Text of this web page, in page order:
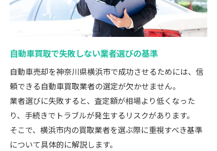
自動車買取の評判が良い業者の見極め方
車を売るならどこがいいの選択基準
自動車売却で知っておくべき契約条件
口コミで人気の自動車買取ポイント解説
知恵袋で話題の自動車買取注意点まとめ
相場を知りスマートな売却を実現
自動車買取相場表の正しい見方と活用術
自動車売却前に相場を調べる重要性
賢く売るための自動車買取タイミング
自動車買取で失敗しない業者選びの基準
自動車売却を神奈川県横浜市で成功させるためには、信
頼できる自動車買取業者の選定が欠かせません。
業者選びに失敗すると、査定額が相場より低くなった
り、手続きでトラブルが発生するリスクがあります。
そこで、横浜市内の買取業者を選ぶ際に重視すべき基準
について具体的に解説します。